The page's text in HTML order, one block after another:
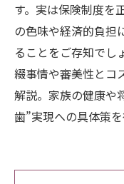
す。実は保険制度を
の色味や経済的負担
ることをご存知でし
綴事情や審美性とコ
解説。家族の健康や
歯”実現への具体策を